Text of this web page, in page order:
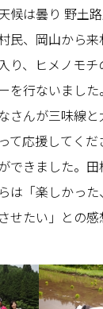
候は曇り 野土
民、岡山から
り、ヒメノモ
を行ないまし
さんが三味線
て応援してくだ
できました。
は「楽しかっ
せたい」との